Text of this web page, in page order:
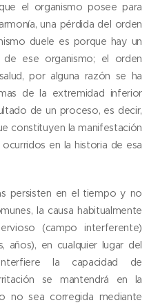
el organismo posee para
una pérdida del orden
duele es porque hay un
ese organismo; el orden
por alguna razón se ha
de la extremidad inferior
de un proceso, es decir,
constituyen la manifestación
en la historia de esa
persisten en el tiempo y no
la causa habitualmente
(campo interferente)
años), en cualquier lugar del
la capacidad de
se mantendrá en la
no sea corregida mediante